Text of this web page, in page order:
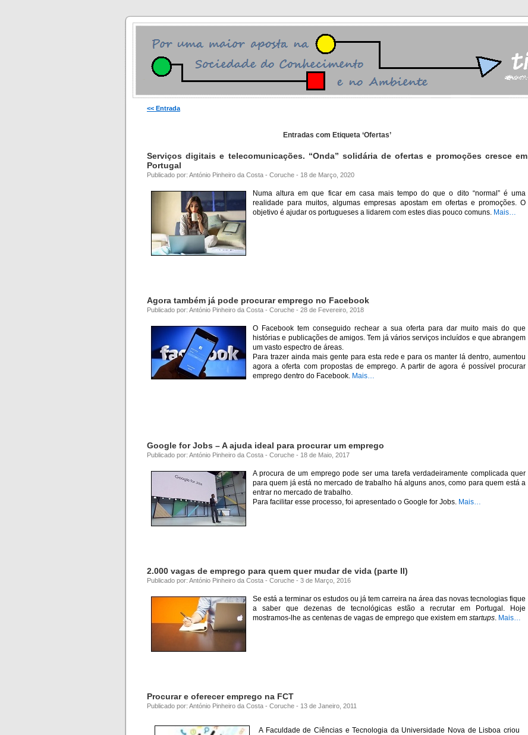
<< Entrada
Entradas com Etiqueta ‘Ofertas’
Serviços digitais e telecomunicações. “Onda” solidária de ofertas e promoções cresce em
Portugal
Publicado por: António Pinheiro da Costa - Coruche - 18 de Março, 2020
Numa altura em que ficar em casa mais tempo do que o dito “normal” é uma
realidade para muitos, algumas empresas apostam em ofertas e promoções. O
objetivo é ajudar os portugueses a lidarem com estes dias pouco comuns. Mais…
Agora também já pode procurar emprego no Facebook
Publicado por: António Pinheiro da Costa - Coruche - 28 de Fevereiro, 2018
O Facebook tem conseguido rechear a sua oferta para dar muito mais do que
histórias e publicações de amigos. Tem já vários serviços incluídos e que abrangem
um vasto espectro de áreas.
Para trazer ainda mais gente para esta rede e para os manter lá dentro, aumentou
agora a oferta com propostas de emprego. A partir de agora é possível procurar
emprego dentro do Facebook. Mais…
Google for Jobs – A ajuda ideal para procurar um emprego
Publicado por: António Pinheiro da Costa - Coruche - 18 de Maio, 2017
A procura de um emprego pode ser uma tarefa verdadeiramente complicada quer
para quem já está no mercado de trabalho há alguns anos, como para quem está a
entrar no mercado de trabalho.
Para facilitar esse processo, foi apresentado o Google for Jobs. Mais…
2.000 vagas de emprego para quem quer mudar de vida (parte II)
Publicado por: António Pinheiro da Costa - Coruche - 3 de Março, 2016
Se está a terminar os estudos ou já tem carreira na área das novas tecnologias fique
a saber que dezenas de tecnológicas estão a recrutar em Portugal. Hoje
mostramos-lhe as centenas de vagas de emprego que existem em startups. Mais…
Procurar e oferecer emprego na FCT
Publicado por: António Pinheiro da Costa - Coruche - 13 de Janeiro, 2011
A Faculdade de Ciências e Tecnologia da Universidade Nova de Lisboa criou